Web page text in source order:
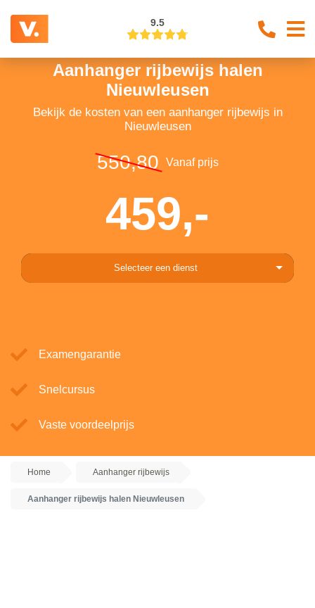
9.5
Aanhanger rijbewijs halen
Nieuwleusen
Bekijk de kosten van een aanhanger rijbewijs in
Nieuwleusen
550,80 Vanaf prijs
459,-
Selecteer een dienst
Examengarantie
Snelcursus
Vaste voordeelprijs
Home Aanhanger rijbewijs
Aanhanger rijbewijs halen Nieuwleusen